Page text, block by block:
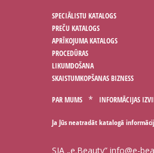
SPECIĀLISTU KATALOGS
PREČU KATALOGS
APRĪKOJUMA KATALOGS
PROCEDŪRAS
LIKUMDOŠANA
SKAISTUMKOPŠANAS BIZNESS
PAR MUMS INFORMĀCIJAS
Ja Jūs neatradāt katalogā
SIA „e.Beauty” info@e-